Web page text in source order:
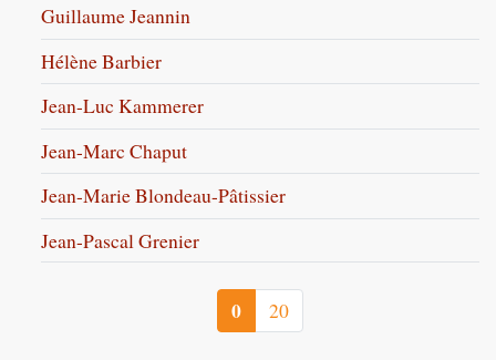
Guillaume Jeannin
Hélène Barbier
Jean-Luc Kammerer
Jean-Marc Chaput
Jean-Marie Blondeau-Pâtissier
Jean-Pascal Grenier
0 20